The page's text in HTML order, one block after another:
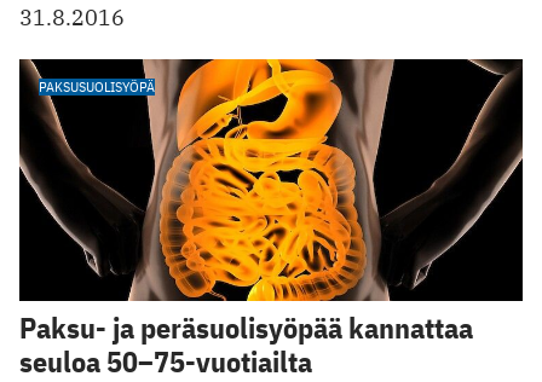
31.8.2016
PAKSUSUOLISYÖPÄ
Paksu- ja peräsuolisyöpää kannattaa
seuloa 50–75-vuotiailta